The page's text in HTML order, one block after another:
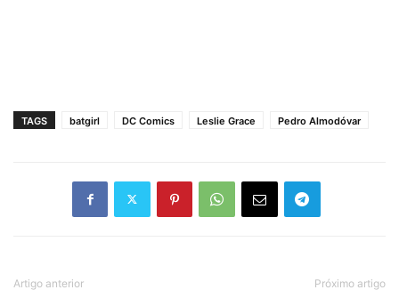
TAGS batgirl DC Comics Leslie Grace Pedro Almodóvar
Artigo anterior Próximo artigo